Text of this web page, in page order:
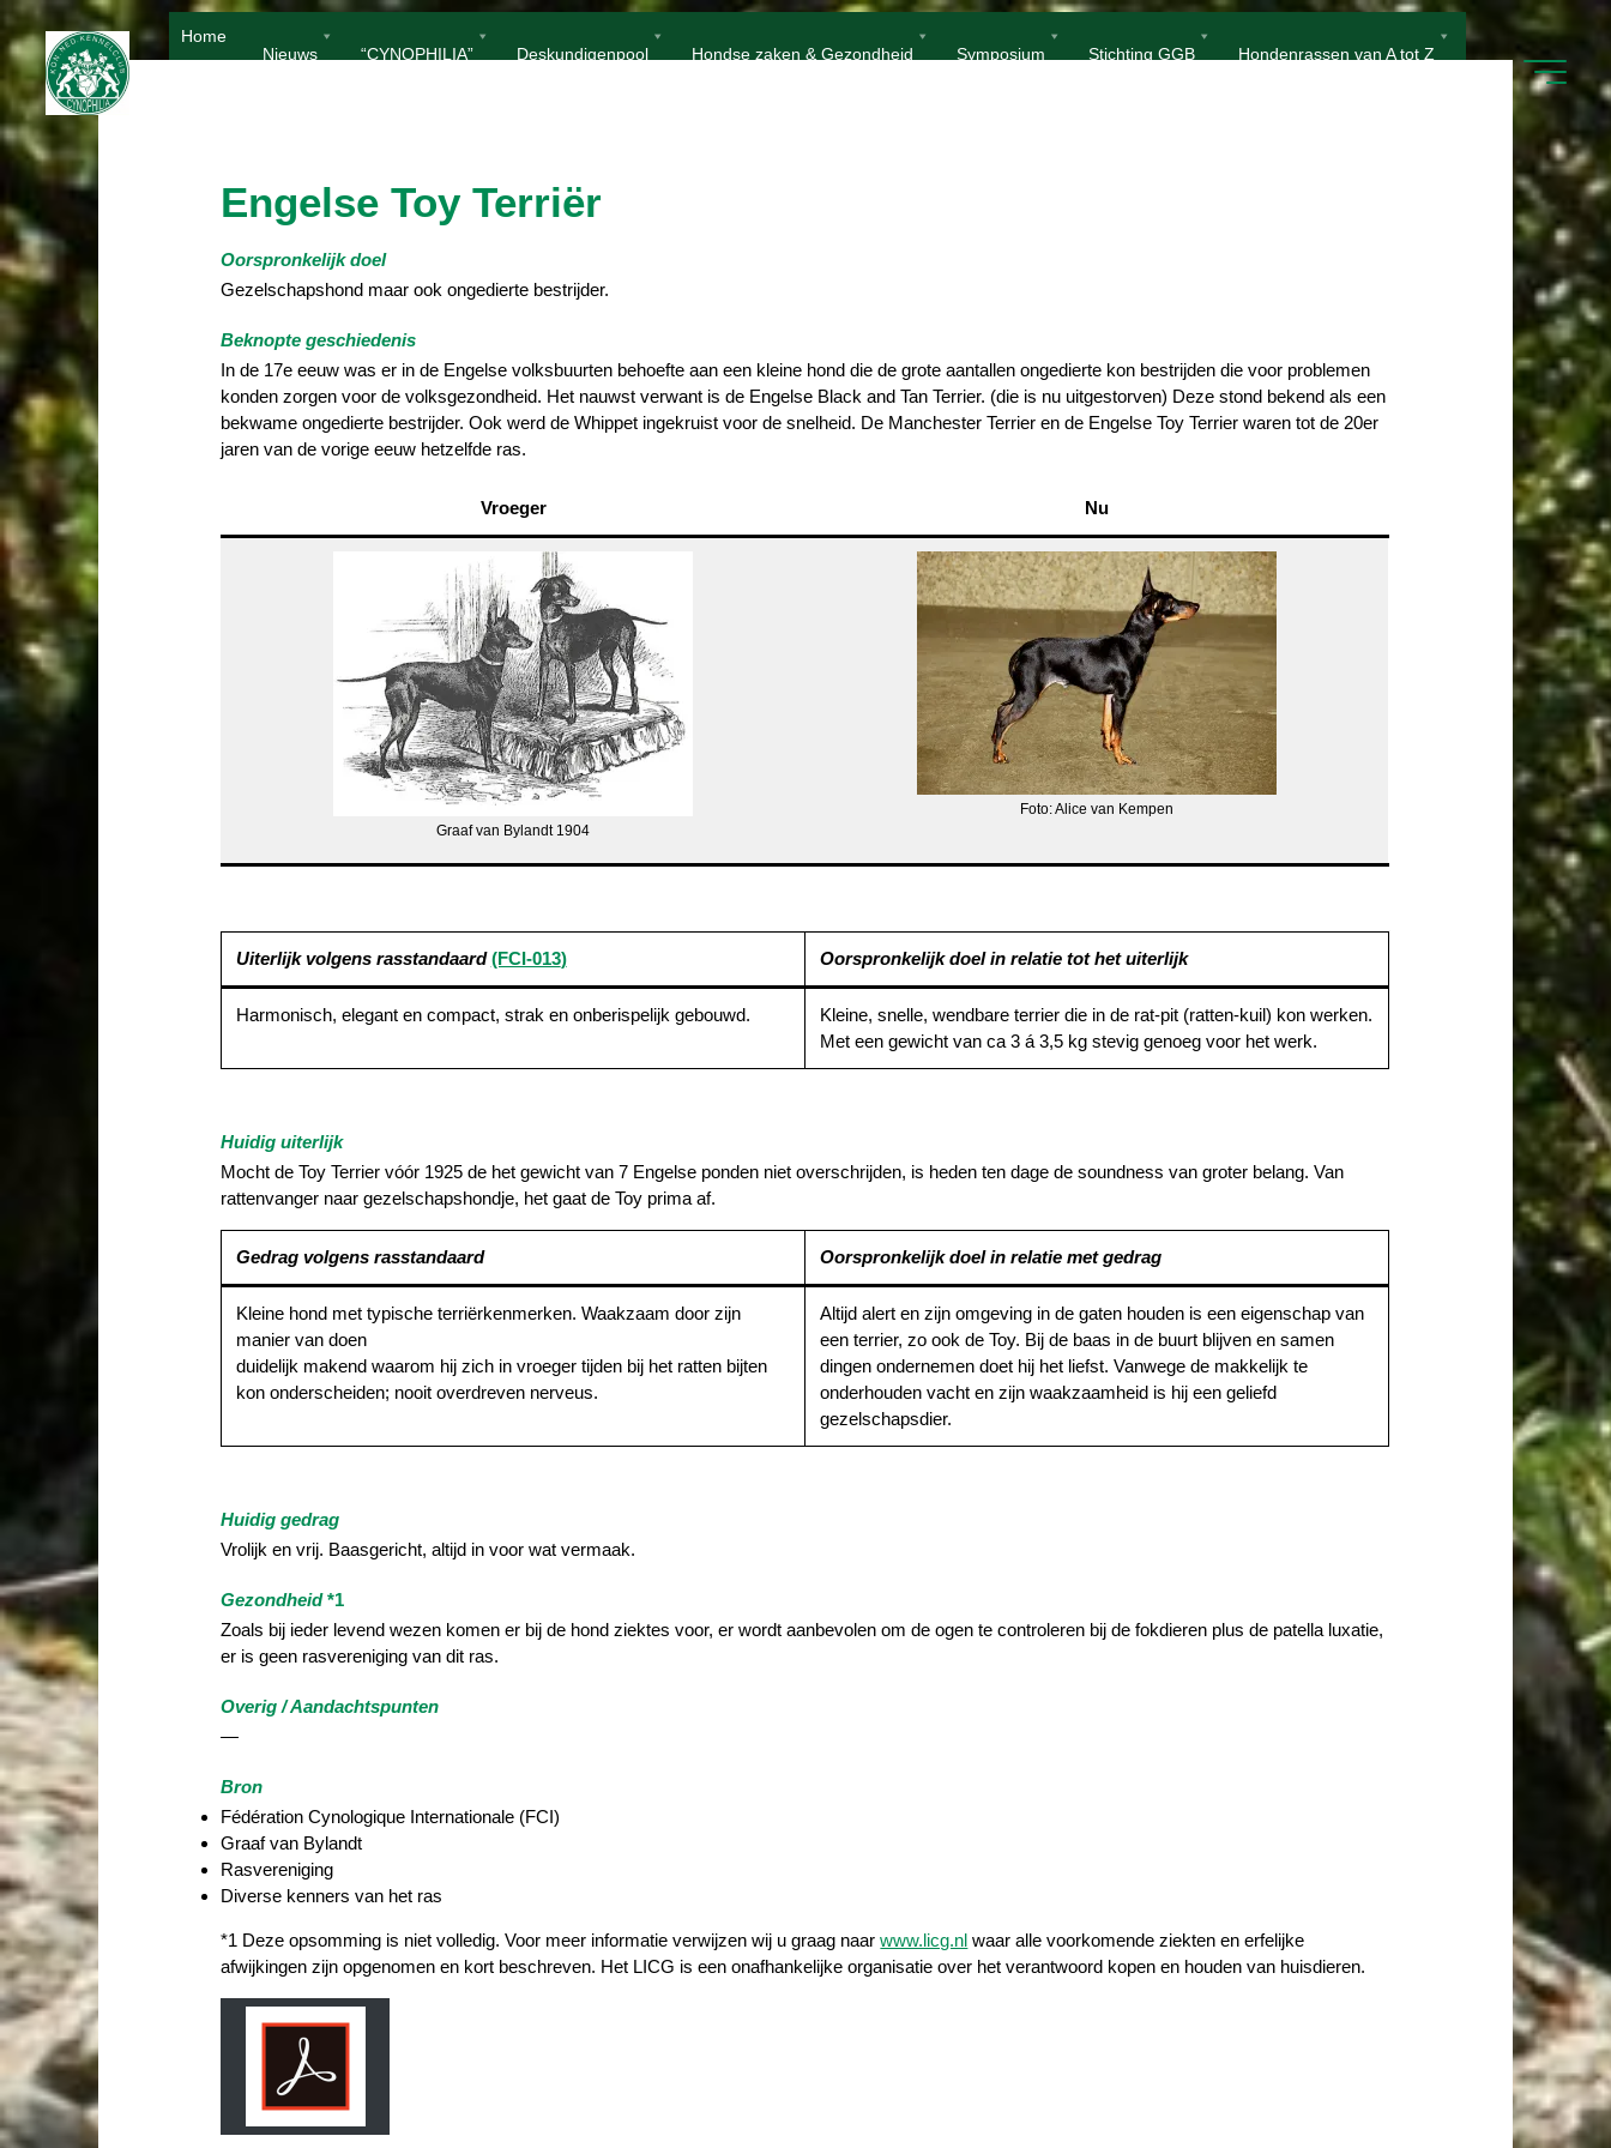
Ga
naar
de
inhoud
Home
Nieuws
“CYNOPHILIA” Deskundigenpool Hondse zaken & Gezondheid Symposium Stichting GGB Hondenrassen van A tot Z
Engelse Toy Terriër
Oorspronkelijk doel
Gezelschapshond maar ook ongedierte bestrijder.
Beknopte geschiedenis
In de 17e eeuw was er in de Engelse volksbuurten behoefte aan een kleine hond die de grote aantallen ongedierte kon bestrijden die voor problemen
konden zorgen voor de volksgezondheid. Het nauwst verwant is de Engelse Black and Tan Terrier. (die is nu uitgestorven) Deze stond bekend als een
bekwame ongedierte bestrijder. Ook werd de Whippet ingekruist voor de snelheid. De Manchester Terrier en de Engelse Toy Terrier waren tot de 20er
jaren van de vorige eeuw hetzelfde ras.
Vroeger Nu
Graaf van Bylandt 1904
Foto: Alice van Kempen
Uiterlijk volgens rasstandaard(FCI-013) Oorspronkelijk doel in relatie tot het uiterlijk
Harmonisch, elegant en compact, strak en onberispelijk gebouwd.
Kleine, snelle, wendbare terrier die in de rat-pit (ratten-kuil) kon werken.
Met een gewicht van ca 3 á 3,5 kg stevig genoeg voor het werk.
Huidig uiterlijk
Mocht de Toy Terrier vóór 1925 de het gewicht van 7 Engelse ponden niet overschrijden, is heden ten dage de soundness van groter belang. Van
rattenvanger naar gezelschapshondje, het gaat de Toy prima af.
Gedrag volgens rasstandaard Oorspronkelijk doel in relatie met gedrag
Kleine hond met typische terriërkenmerken. Waakzaam door zijn
manier van doen
duidelijk makend waarom hij zich in vroeger tijden bij het ratten bijten
kon onderscheiden; nooit overdreven nerveus.
Altijd alert en zijn omgeving in de gaten houden is een eigenschap van
een terrier, zo ook de Toy. Bij de baas in de buurt blijven en samen
dingen ondernemen doet hij het liefst. Vanwege de makkelijk te
onderhouden vacht en zijn waakzaamheid is hij een geliefd
gezelschapsdier.
Huidig gedrag
Vrolijk en vrij. Baasgericht, altijd in voor wat vermaak.
Gezondheid*1
Zoals bij ieder levend wezen komen er bij de hond ziektes voor, er wordt aanbevolen om de ogen te controleren bij de fokdieren plus de patella luxatie,
er is geen rasvereniging van dit ras.
Overig / Aandachtspunten
—
Bron
Fédération Cynologique Internationale (FCI)
Graaf van Bylandt
Rasvereniging
Diverse kenners van het ras
*1 Deze opsomming is niet volledig. Voor meer informatie verwijzen wij u graag naarwww.licg.nl waar alle voorkomende ziekten en erfelijke
afwijkingen zijn opgenomen en kort beschreven. Het LICG is een onafhankelijke organisatie over het verantwoord kopen en houden van huisdieren.